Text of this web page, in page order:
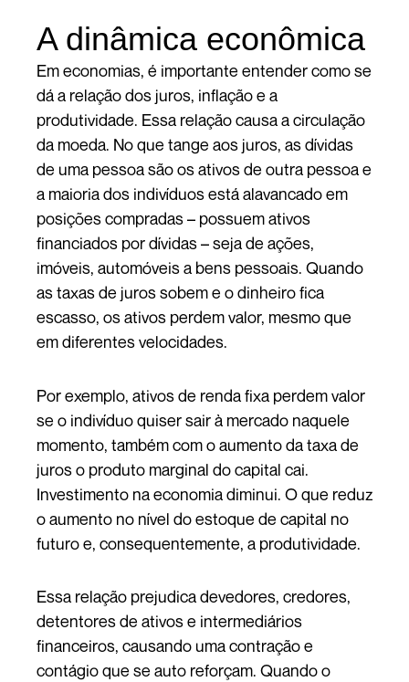
A dinâmica econômica
Em economias, é importante entender como se
dá a relação dos juros, inflação e a
produtividade. Essa relação causa a circulação
da moeda. No que tange aos juros, as dívidas
de uma pessoa são os ativos de outra pessoa e
a maioria dos indivíduos está alavancado em
posições compradas – possuem ativos
financiados por dívidas – seja de ações,
imóveis, automóveis a bens pessoais. Quando
as taxas de juros sobem e o dinheiro fica
escasso, os ativos perdem valor, mesmo que
em diferentes velocidades.
Por exemplo, ativos de renda fixa perdem valor
se o indivíduo quiser sair à mercado naquele
momento, também com o aumento da taxa de
juros o produto marginal do capital cai.
Investimento na economia diminui. O que reduz
o aumento no nível do estoque de capital no
futuro e, consequentemente, a produtividade.
Essa relação prejudica devedores, credores,
detentores de ativos e intermediários
financeiros, causando uma contração e
contágio que se auto reforçam. Quando o